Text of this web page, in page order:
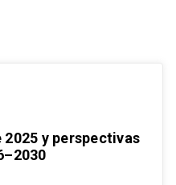
y perspectivas